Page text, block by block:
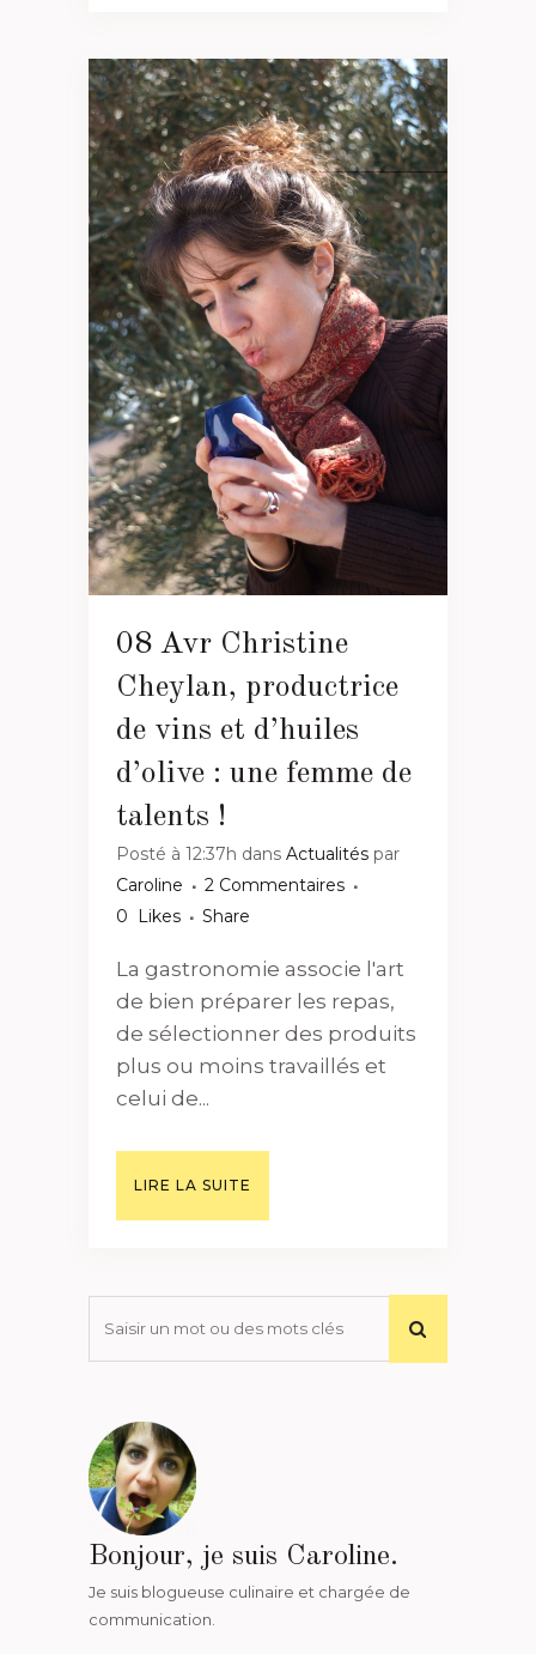
08 Avr Christine
Cheylan, productrice
de vins et d’huiles
d’olive : une femme de
talents !
Posté à 12:37h dans Actualités par
Caroline
2 Commentaires
0
Likes Share
La gastronomie associe l'art
de bien préparer les repas,
de sélectionner des produits
plus ou moins travaillés et
celui de...
LIRE LA SUITE
Bonjour, je suis Caroline.
Je suis blogueuse culinaire et chargée de
communication.